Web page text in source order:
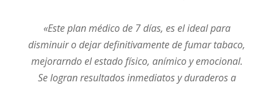
«Este plan médico de 7 días, es el ideal para
disminuir o dejar definitivamente de fumar tabaco,
mejorarndo el estado físico, anímico y emocional.
Se logran resultados inmediatos y duraderos a